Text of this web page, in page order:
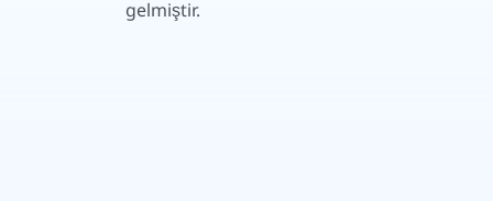
gelmiştir.